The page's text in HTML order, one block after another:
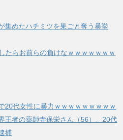
集めたハチミツを巣ごと奪う暴挙
たらお前らの負けなｗｗｗｗｗｗｗ
代女性に暴力ｗｗｗｗｗｗｗｗｗ
王者の薬師寺保栄さん（56）、20代
捕